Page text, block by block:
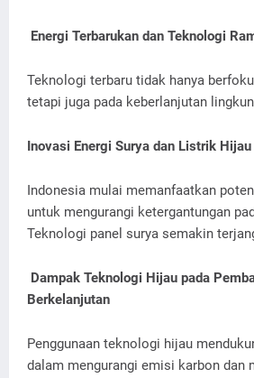
Energi Terbarukan dan Teknologi
Teknologi terbaru tidak hanya
tetapi juga pada keberlanjutan
Inovasi Energi Surya dan Listrik Hijau
Indonesia mulai memanfaatkan
untuk mengurangi ketergantungan
Teknologi panel surya semakin
Dampak Teknologi Hijau pada
Berkelanjutan
Penggunaan teknologi hijau
dalam mengurangi emisi karbon dan